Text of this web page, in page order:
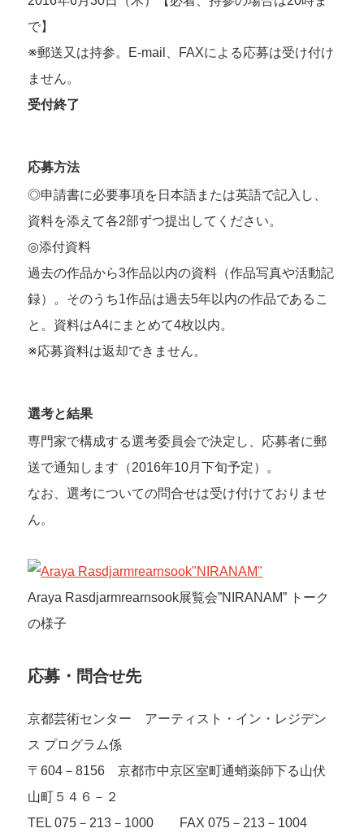
で】
※郵送又は持参。E-mail、FAXによる応募は受け付け
ません。
受付終了
応募方法
◎申請書に必要事項を日本語または英語で記入し、
資料を添えて各2部ずつ提出してください。
◎添付資料
過去の作品から3作品以内の資料（作品写真や活動記
録）。そのうち1作品は過去5年以内の作品であるこ
と。資料はA4にまとめて4枚以内。
※応募資料は返却できません。
選考と結果
専門家で構成する選考委員会で決定し、応募者に郵
送で通知します（2016年10月下旬予定）。
なお、選考についての問合せは受け付けておりませ
ん。
Araya Rasdjarmrearnsook展覧会”NIRANAM” トーク
の様子
応募・問合せ先
京都芸術センター アーティスト・イン・レジデン
ス プログラム係
〒604－8156 京都市中京区室町通蛸薬師下る山伏
山町５４６－２
TEL 075－213－1000 FAX 075－213－1004